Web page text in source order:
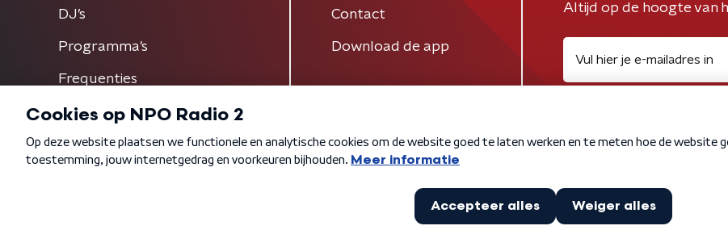
DJ’s
Programma's
Frequenties
Contact
Download de app
Altijd op de hoogte van
Algemene voorwaarden Privacybeleid